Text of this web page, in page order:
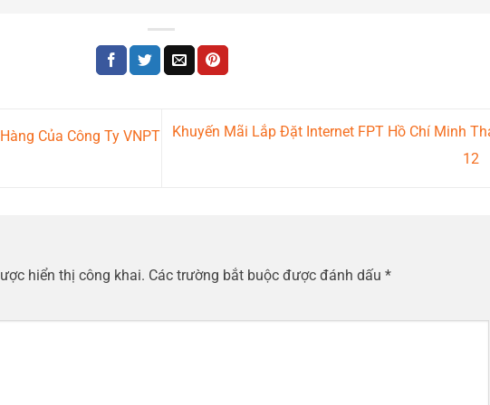
Của Công Ty VNPT
Khuyến Mãi Lắp Đặt Internet FPT Hồ Chí Minh
12
hiển thị công khai. Các trường bắt buộc được đánh dấu *